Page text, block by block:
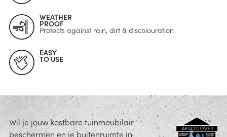
WEATHER
PROOF
Protects against rain, dirt & discolouration
EASY
TO USE
Wil je jouw kostbare tuinmeubilair
beschermen en je buitenruimte in